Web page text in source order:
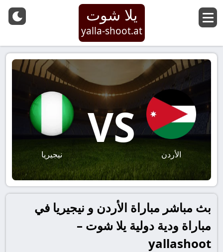
يلا شوت
yalla-shoot.at
الأردن
VS
نيجيريا
بث مباشر مباراة الأردن و نيجيريا في
مباراة ودية دولية يلا شوت –
yallashoot